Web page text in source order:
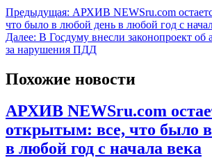
Предыдущая: АРХИВ NEWSru.com
что было в любой день в любой год с
Далее: В Госдуму внесли законопроект об
за нарушения ПДД
Похожие новости
АРХИВ NEWSru.com
открытым: все, что было
в любой год с начала века